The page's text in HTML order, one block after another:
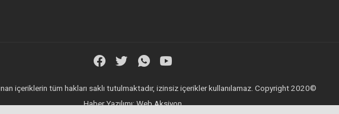
içeriklerin tüm hakları saklı tutulmaktadır, izinsiz içerikler kullanılamaz. Copyright 2020©
Haber Yazılımı:Web Aksiyon